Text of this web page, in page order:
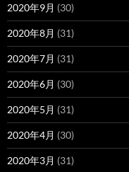
2020年9月 (30)
2020年8月 (31)
2020年7月 (31)
2020年6月 (30)
2020年5月 (31)
2020年4月 (30)
2020年3月 (31)